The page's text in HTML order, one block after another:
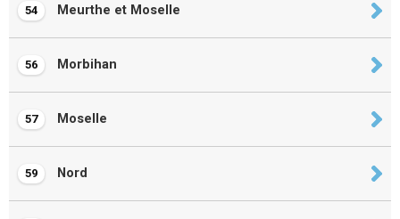
54 Meurthe et Moselle
56 Morbihan
57 Moselle
59 Nord